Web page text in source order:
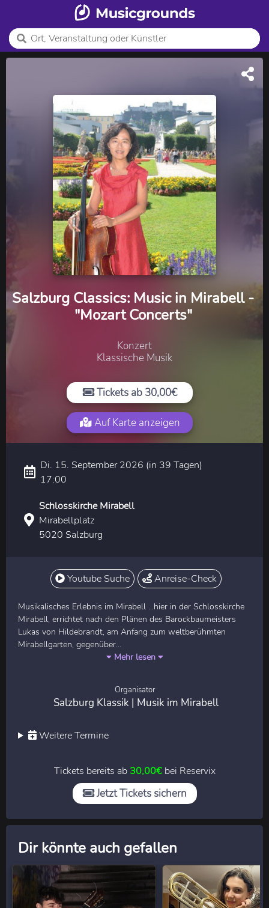
Salzburg Classics: Music in Mirabell -
"Mozart Concerts"
Konzert
Klassische Musik
Tickets ab 30,00€
Auf Karte anzeigen
Di. 15. September 2026 (in 39 Tagen)
17:00
Schlosskirche Mirabell
Mirabellplatz
5020 Salzburg
Youtube Suche Anreise-Check
Musikalisches Erlebnis im Mirabell ...hier in der Schlosskirche
Mirabell, errichtet nach den Plänen des Barockbaumeisters
Lukas von Hildebrandt, am Anfang zum weltberühmten
Mirabellgarten, gegenüber...
Mehr lesen
Organisator
Salzburg Klassik | Musik im Mirabell
Weitere Termine
Tickets bereits ab 30,00€bei Reservix
Jetzt Tickets sichern
Dir könnte auch gefallen